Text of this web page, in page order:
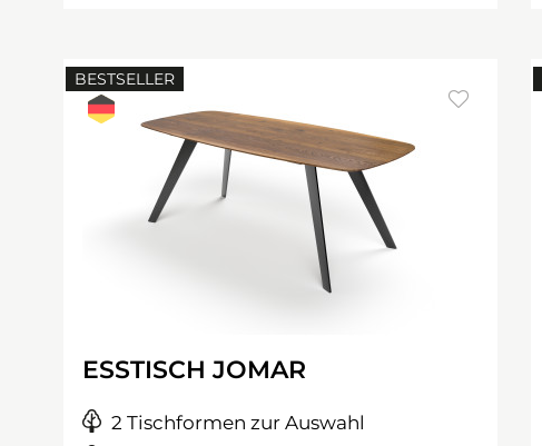
BESTSELLER
ESSTISCH JOMAR
2 Tischformen zur Auswahl